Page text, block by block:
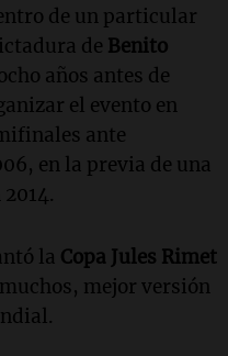
de un particular
de Benito
años antes de
el evento en
ante
en la previa de una
la Copa Jules Rimet
mejor versión